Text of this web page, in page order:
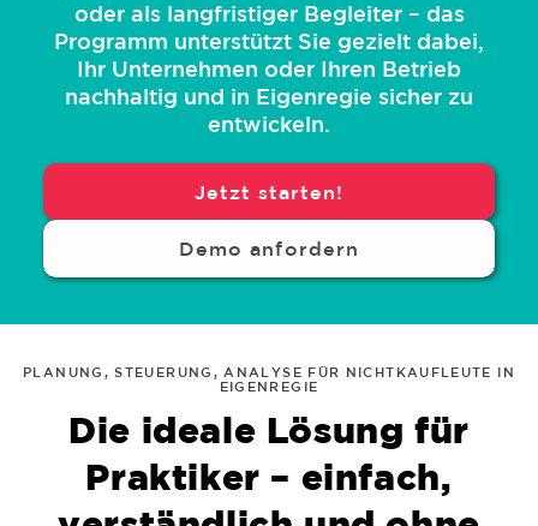
oder als langfristiger Begleiter – das
Programm unterstützt Sie gezielt dabei,
Ihr Unternehmen oder Ihren Betrieb
nachhaltig und in Eigenregie sicher zu
entwickeln.
Jetzt starten!
Demo anfordern
PLANUNG, STEUERUNG, ANALYSE FÜR NICHTKAUFLEUTE IN
EIGENREGIE
Die ideale Lösung für
Praktiker – einfach,